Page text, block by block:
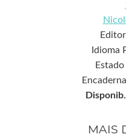
Idioma
MAIS